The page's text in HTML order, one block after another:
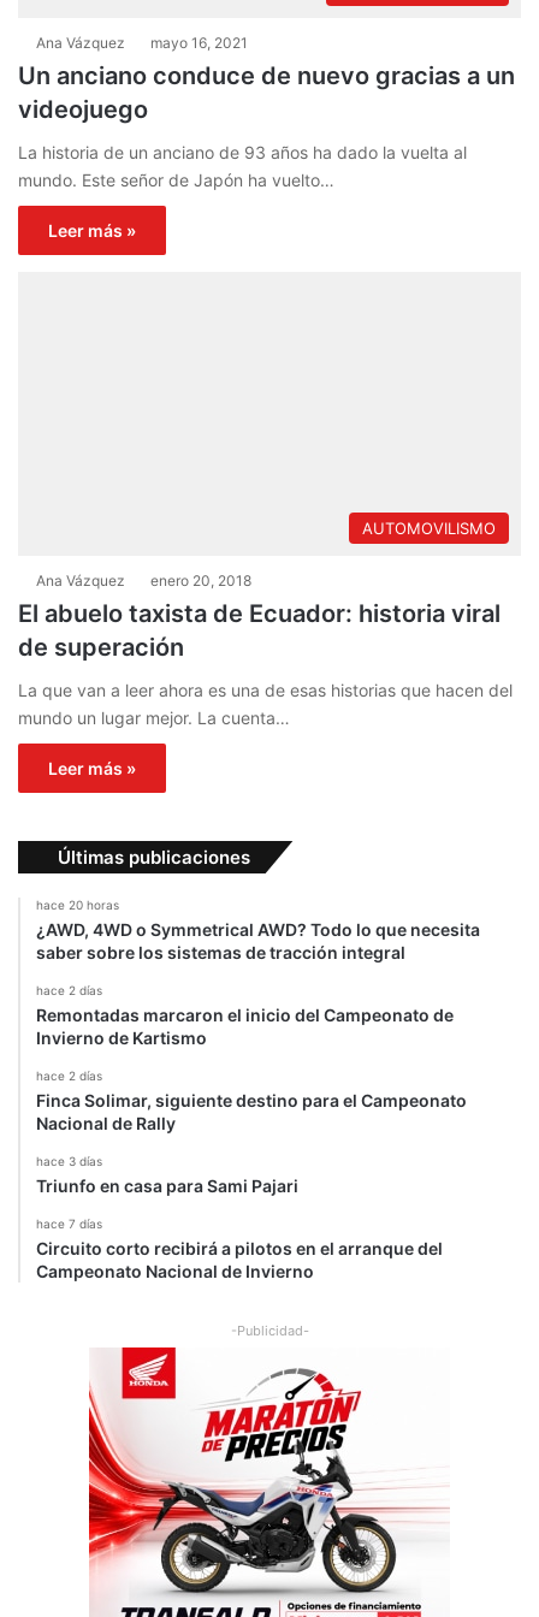
Ana Vázquez mayo 16, 2021
Un anciano conduce de nuevo gracias a un
videojuego
La historia de un anciano de 93 años ha dado la vuelta al
mundo. Este señor de Japón ha vuelto…
Leer más »
AUTOMOVILISMO
Ana Vázquez enero 20, 2018
El abuelo taxista de Ecuador: historia viral
de superación
La que van a leer ahora es una de esas historias que hacen del
mundo un lugar mejor. La cuenta…
Leer más »
Últimas publicaciones
hace 20 horas
¿AWD, 4WD o Symmetrical AWD? Todo lo que necesita
saber sobre los sistemas de tracción integral
hace 2 días
Remontadas marcaron el inicio del Campeonato de
Invierno de Kartismo
hace 2 días
Finca Solimar, siguiente destino para el Campeonato
Nacional de Rally
hace 3 días
Triunfo en casa para Sami Pajari
hace 7 días
Circuito corto recibirá a pilotos en el arranque del
Campeonato Nacional de Invierno
-Publicidad-